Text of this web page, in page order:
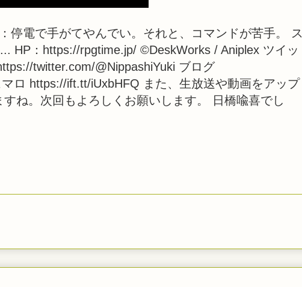
停電で手がてやんでい。それと、コマンドが苦手。 ス
HP：https://rpgtime.jp/ ©DeskWorks / Aniplex ツイッ
twitter.com/@NippashiYuki ブログ
ロ https://ift.tt/iUxbHFQ また、生放送や動画をアップ
ね。次回もよろしくお願いします。 日橋喩喜でし